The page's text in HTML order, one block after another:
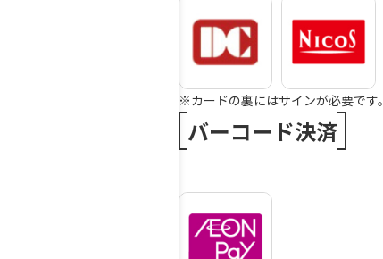
※カードの裏にはサインが必要です。
バーコード決済